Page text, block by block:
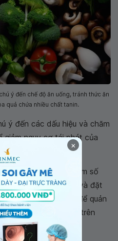
ý đến chế độ ăn uống, tránh thức ăn
quả chứa nhiều chất tanin.
ý đến các dấu hiệu và chăm
giảm nguy cơ tái phát của
khách vui lòng bấm số
tiếpTẠI ĐÂY. Tải và đặt
dụng MyVinmec
để quản
lúc mọi nơi ngay trên
×